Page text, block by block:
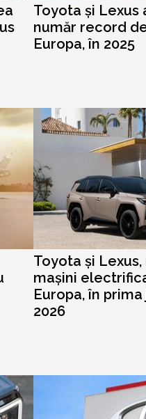
Toyota și Lexus
număr record
Europa, în 2025
Toyota și
mașini
Europa, în
2026